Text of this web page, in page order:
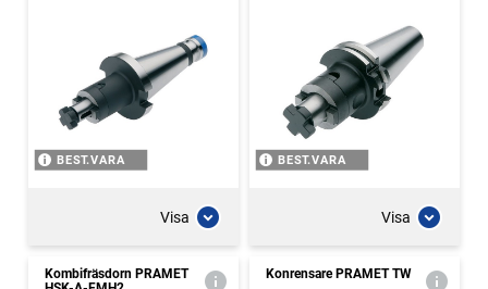
BEST.VARA
Visa
BEST.VARA
Visa
Kombifräsdorn PRAMET
Konrensare PRAMET TW